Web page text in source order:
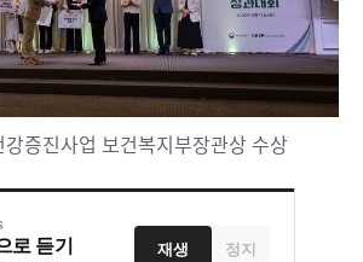
증진사업 보건복지부장관상 수상
로 듣기 재생 정지